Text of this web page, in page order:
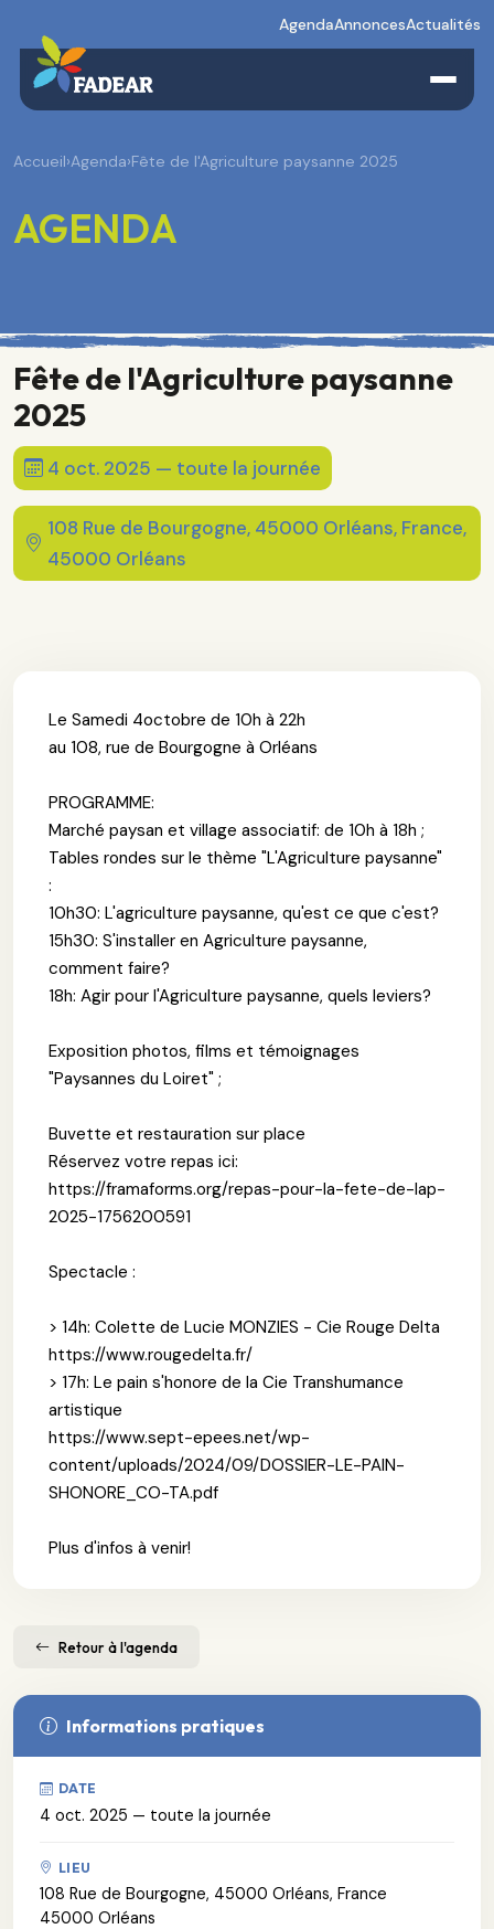
AgendaAnnoncesActualités
Accueil›Agenda›Fête de l'Agriculture paysanne 2025
AGENDA
Fête de l'Agriculture paysanne
2025
4 oct. 2025 — toute la journée
108 Rue de Bourgogne, 45000 Orléans, France,
45000 Orléans
Le Samedi 4octobre de 10h à 22h
au 108, rue de Bourgogne à Orléans
PROGRAMME:
Marché paysan et village associatif: de 10h à 18h ;
Tables rondes sur le thème "L'Agriculture paysanne"
:
10h30: L'agriculture paysanne, qu'est ce que c'est?
15h30: S'installer en Agriculture paysanne,
comment faire?
18h: Agir pour l'Agriculture paysanne, quels leviers?
Exposition photos, films et témoignages
"Paysannes du Loiret" ;
Buvette et restauration sur place
Réservez votre repas ici:
https://framaforms.org/repas-pour-la-fete-de-lap-
2025-1756200591
Spectacle :
> 14h: Colette de Lucie MONZIES - Cie Rouge Delta
https://www.rougedelta.fr/
> 17h: Le pain s'honore de la Cie Transhumance
artistique
https://www.sept-epees.net/wp-
content/uploads/2024/09/DOSSIER-LE-PAIN-
SHONORE_CO-TA.pdf
Plus d'infos à venir!
Retour à l'agenda
Informations pratiques
DATE
4 oct. 2025 — toute la journée
LIEU
108 Rue de Bourgogne, 45000 Orléans, France
45000 Orléans